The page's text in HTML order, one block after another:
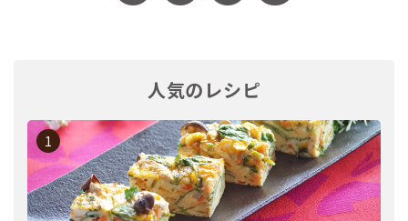
人気のレシピ
1